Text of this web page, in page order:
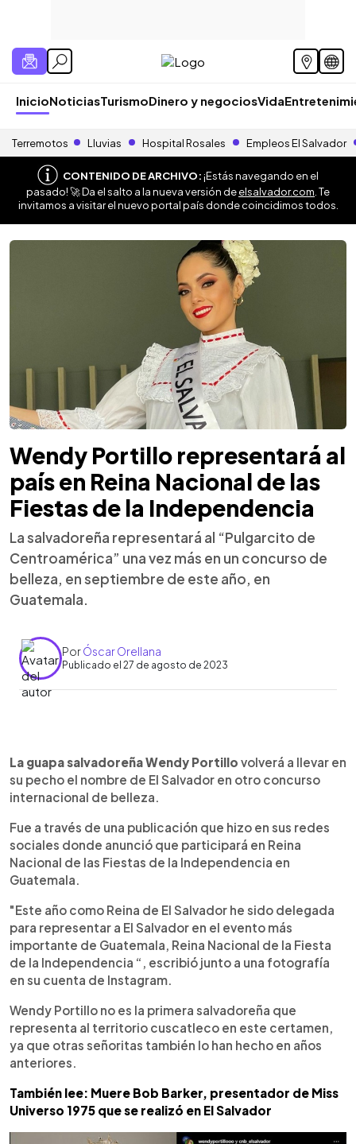
InicioNoticiasTurismoDinero y negociosVida
Terremotos Lluvias Hospital Rosales Empleos El Salvador
CONTENIDO DE ARCHIVO:¡Estás navegando en el
pasado! 🚀 Da el salto a la nueva versión deelsalvador.com . Te
invitamos a visitar el nuevo portal país donde coincidimos todos.
Wendy Portillo representará al
país en Reina Nacional de las
Fiestas de la Independencia
La salvadoreña representará al “Pulgarcito de
Centroamérica” una vez más en un concurso de
belleza, en septiembre de este año, en
Guatemala.
PorÓscar Orellana
Publicado el 27 de agosto de 2023
Escuchar artículo
La guapa salvadoreña Wendy Portillo volverá a llevar en
su pecho el nombre de El Salvador en otro concurso
internacional de belleza.
Fue a través de una publicación que hizo en sus redes
sociales donde anunció que participará en Reina
Nacional de las Fiestas de la Independencia en
Guatemala.
"Este año como Reina de El Salvador he sido delegada
para representar a El Salvador en el evento más
importante de Guatemala, Reina Nacional de la Fiesta
de la Independencia “, escribió junto a una fotografía
en su cuenta de Instagram.
Wendy Portillo no es la primera salvadoreña que
representa al territorio cuscatleco en este certamen,
ya que otras señoritas también lo han hecho en años
anteriores.
También lee: Muere Bob Barker, presentador de Miss
Universo 1975 que se realizó en El Salvador